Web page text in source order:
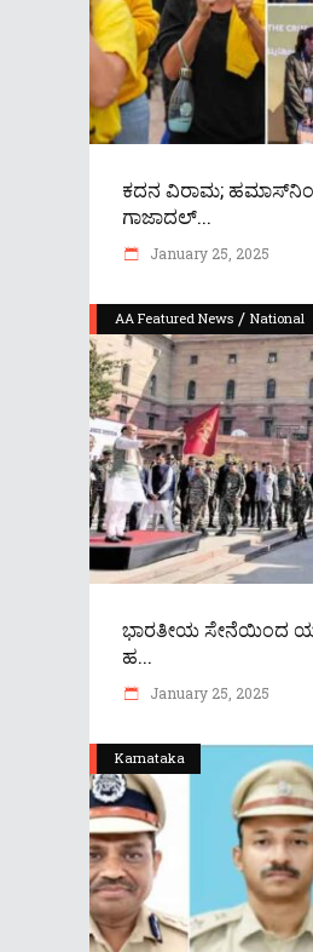
ಕದನ ವಿರಾಮ;
ಗಾಜಾದಲ್...
January 25, 2025
AA Featured News / National
ಭಾರತೀಯ ಸೇನೆಯಿಂದ
ಹ...
January 25, 2025
Karnataka